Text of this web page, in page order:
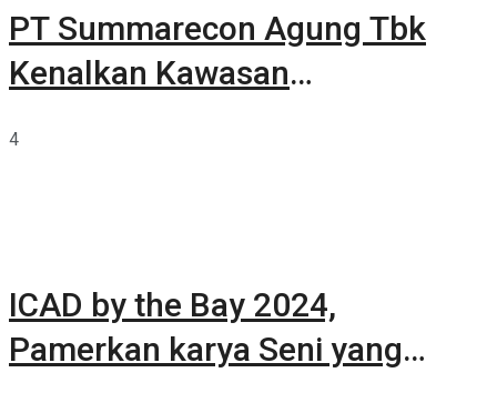
PT Summarecon Agung Tbk
Kenalkan Kawasan
4
ICAD by the Bay 2024,
Pamerkan karya Seni yang